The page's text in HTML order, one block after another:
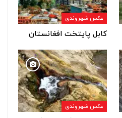
عکس شهروندی
کابل پایتخت افغانستان
عکس شهروندی